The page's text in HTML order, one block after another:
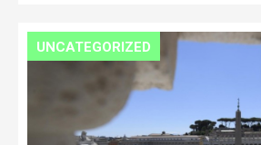
UNCATEGORIZED